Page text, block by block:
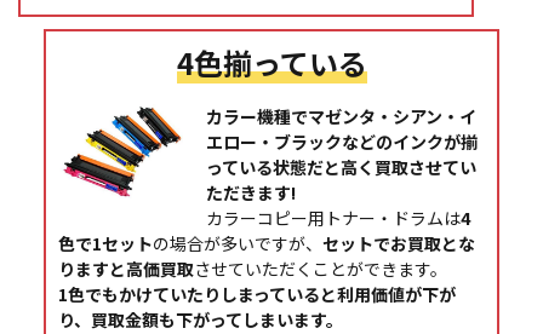
4色揃っている
カラー機種でマゼンタ・シアン・イ
エロー・ブラックなどのインクが揃
っている状態だと高く買取させてい
ただきます!
カラーコピー用トナー・ドラムは4
色で1セットの場合が多いですが、 セットでお買取とな
りますと高価買取させていただくことができます。
1色でもかけていたりしまっていると利用価値が下が
り、買取金額も下がってしまいます。